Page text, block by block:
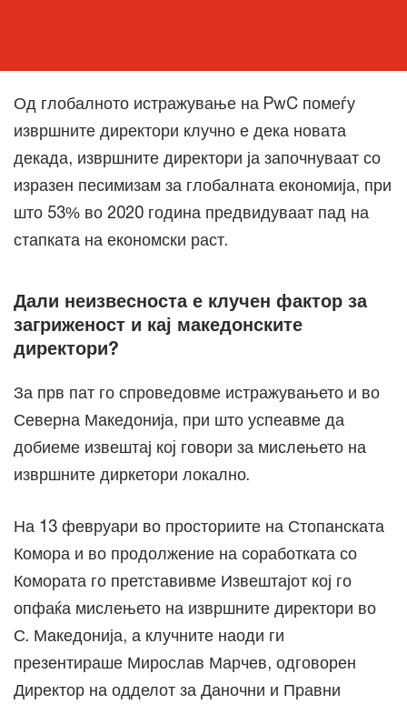
Од глобалното истражување на PwC помеѓу
извршните директори клучно е дека новата
декада, извршните директори ја започнуваат со
изразен песимизам за глобалната економија, при
што 53% во 2020 година предвидуваат пад на
стапката на економски раст.
Дали неизвесноста е клучен фактор за
загриженост и кај македонските
директори?
За прв пат го спроведовме истражувањето и во
Северна Македонија, при што успеавме да
добиеме извештај коj говори за мислeњето на
извршните диркетори локално.
На 13 февруари во просториите на Стопанската
Комора и во продолжение на соработката со
Комората го претставивме Извештајот кој го
опфаќа мислењето на извршните директори во
С. Македонија, а клучните наоди ги
презентираше Мирослав Марчев, одговорен
Директор на одделот за Даночни и Правни